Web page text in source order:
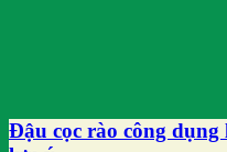
Đậu cọc rào công